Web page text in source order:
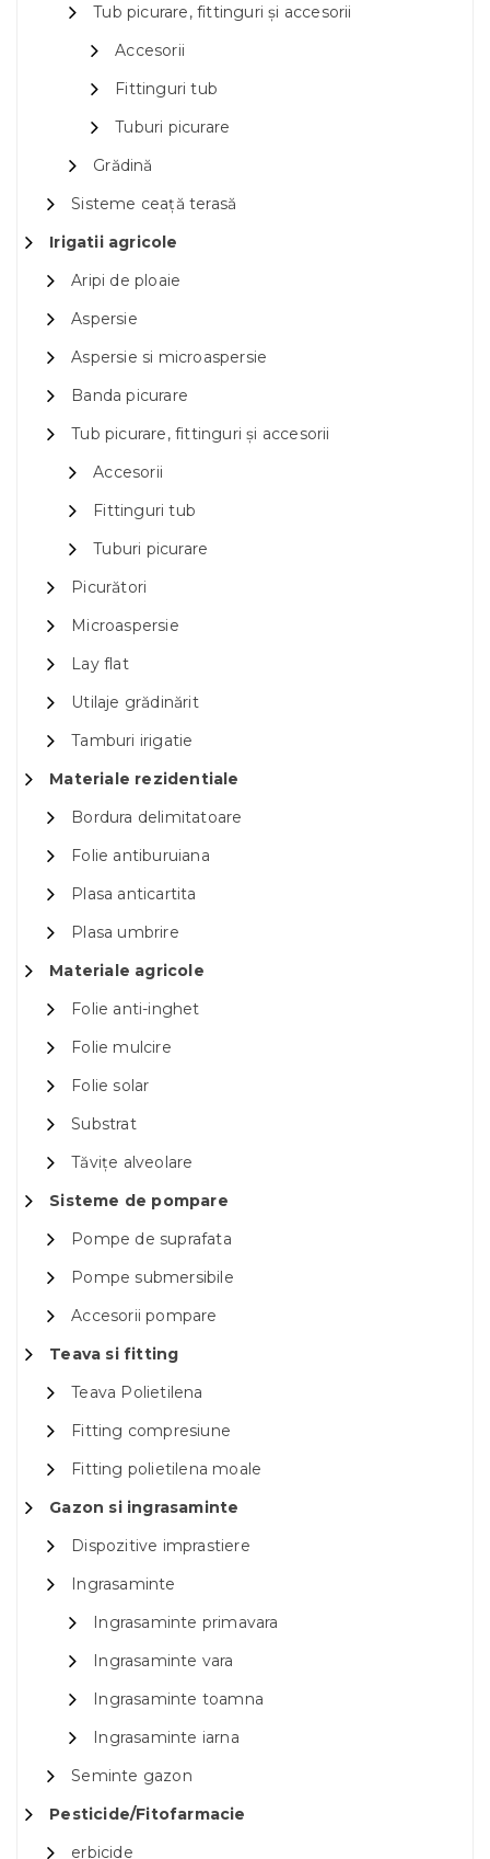
Tub picurare, fittinguri și accesorii
Accesorii
Fittinguri tub
Tuburi picurare
Grădină
Sisteme ceață terasă
Irigatii agricole
Aripi de ploaie
Aspersie
Aspersie si microaspersie
Banda picurare
Tub picurare, fittinguri și accesorii
Accesorii
Fittinguri tub
Tuburi picurare
Picurători
Microaspersie
Lay flat
Utilaje grădinărit
Tamburi irigatie
Materiale rezidentiale
Bordura delimitatoare
Folie antiburuiana
Plasa anticartita
Plasa umbrire
Materiale agricole
Folie anti-inghet
Folie mulcire
Folie solar
Substrat
Tăvițe alveolare
Sisteme de pompare
Pompe de suprafata
Pompe submersibile
Accesorii pompare
Teava si fitting
Teava Polietilena
Fitting compresiune
Fitting polietilena moale
Gazon si ingrasaminte
Dispozitive imprastiere
Ingrasaminte
Ingrasaminte primavara
Ingrasaminte vara
Ingrasaminte toamna
Ingrasaminte iarna
Seminte gazon
Pesticide/Fitofarmacie
erbicide